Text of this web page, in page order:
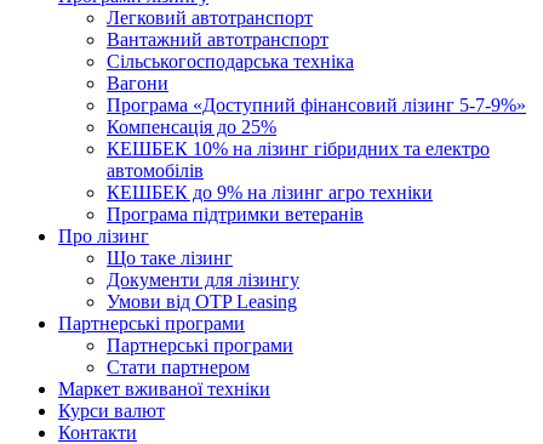
Легковий автотранспорт
Вантажний автотранспорт
Cільськогосподарська техніка
Вагони
Програма «Доступний фінансовий лізинг 5-7-9%»
Компенсація до 25%
КЕШБЕК 10% на лізинг гібридних та електро
автомобілів
КЕШБЕК до 9% на лізинг агро техніки
Програма підтримки ветеранів
Про лізинг
Що таке лізинг
Документи для лізингу
Умови від OTP Leasing
Партнерські програми
Партнерські програми
Стати партнером
Маркет вживаної техніки
Курси валют
Контакти